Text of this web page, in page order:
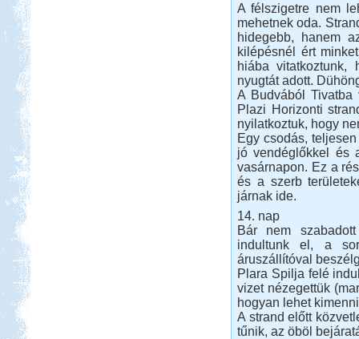
A félszigetre nem
mehetnek oda.
hidegebb, hanem
kilépésnél ért
hiába vitatkoztunk,
nyugtát adott.
A Budvából
Plazi Horizonti
nyilatkoztuk, hogy
Egy csodás,
jó vendéglőkkel és
vasárnapon. Ez a
és a szerb
járnak ide.
14. nap
Bár nem
indultunk el, a
áruszállítóval
Plara Spilja felé
vizet nézegettük
hogyan lehet
A strand előtt
tűnik, az öböl